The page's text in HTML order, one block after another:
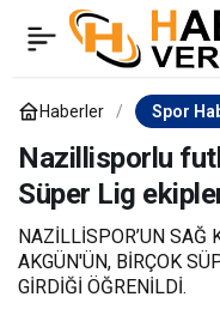
Haberler Spor
Nazillisporlu
Süper Lig
NAZİLLİSPOR’UN SAĞ
AKGÜN'ÜN, BİRÇOK
GİRDİĞİ ÖĞRENİLDİ.
Manisa FK yönetimi
etti